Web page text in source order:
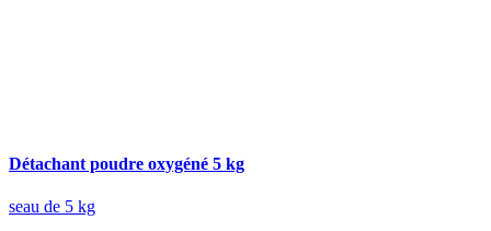
Détachant poudre oxygéné 5 kg
seau de 5 kg